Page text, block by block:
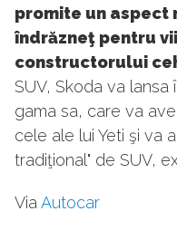
promite un aspect
îndrăzneţ pentru
constructorului
SUV, Skoda va
gama sa, care va
cele ale lui Yeti şi va
tradiţional" de SUV,
ViaAutocar